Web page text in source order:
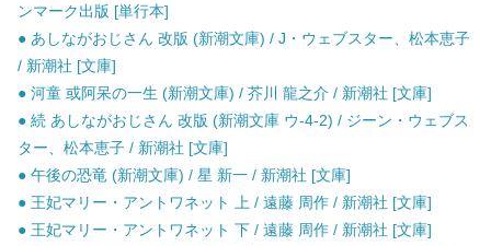
ンマーク出版 [単行本]
● あしながおじさん 改版 (新潮文庫) / J・ウェブスター、松本恵子
/ 新潮社 [文庫]
● 河童 或阿呆の一生 (新潮文庫) / 芥川 龍之介 / 新潮社 [文庫]
● 続 あしながおじさん 改版 (新潮文庫 ウ-4-2) / ジーン・ウェブス
ター、松本恵子 / 新潮社 [文庫]
● 午後の恐竜 (新潮文庫) / 星 新一 / 新潮社 [文庫]
● 王妃マリー・アントワネット 上 / 遠藤 周作 / 新潮社 [文庫]
● 王妃マリー・アントワネット 下 / 遠藤 周作 / 新潮社 [文庫]